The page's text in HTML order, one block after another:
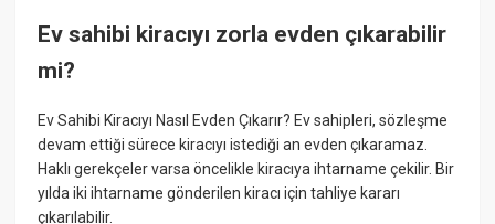
Ev sahibi kiracıyı zorla evden çıkarabilir
mi?
Ev Sahibi Kiracıyı Nasıl Evden Çıkarır? Ev sahipleri, sözleşme
devam ettiği sürece kiracıyı istediği an evden çıkaramaz.
Haklı gerekçeler varsa öncelikle kiracıya ihtarname çekilir. Bir
yılda iki ihtarname gönderilen kiracı için tahliye kararı
çıkarılabilir.